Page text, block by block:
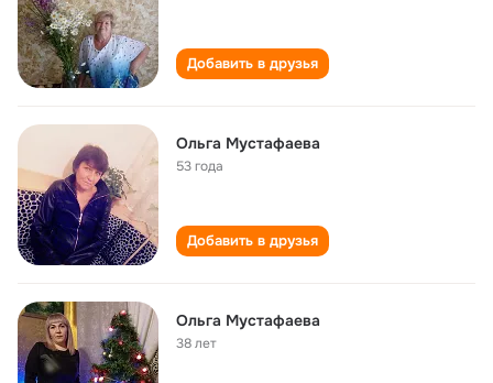
Добавить в друзья
Ольга Мустафаева
53 года
Добавить в друзья
Ольга Мустафаева
38 лет